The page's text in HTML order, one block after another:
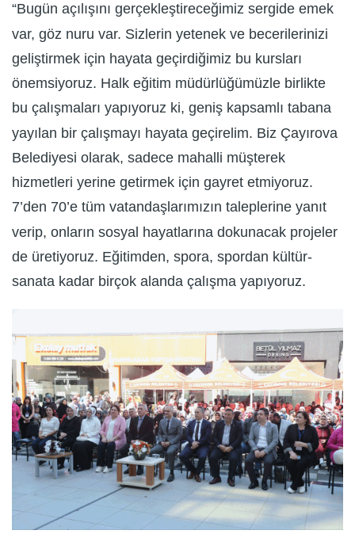
“Bugün açılışını gerçekleştireceğimiz sergide emek
var, göz nuru var. Sizlerin yetenek ve becerilerinizi
geliştirmek için hayata geçirdiğimiz bu kursları
önemsiyoruz. Halk eğitim müdürlüğümüzle birlikte
bu çalışmaları yapıyoruz ki, geniş kapsamlı tabana
yayılan bir çalışmayı hayata geçirelim. Biz Çayırova
Belediyesi olarak, sadece mahalli müşterek
hizmetleri yerine getirmek için gayret etmiyoruz.
7’den 70’e tüm vatandaşlarımızın taleplerine yanıt
verip, onların sosyal hayatlarına dokunacak projeler
de üretiyoruz. Eğitimden, spora, spordan kültür-
sanata kadar birçok alanda çalışma yapıyoruz.